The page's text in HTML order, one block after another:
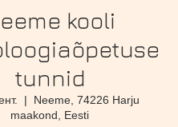
kooli
tunnid
  |
Neeme, 74226 Harju
maakond, Eesti